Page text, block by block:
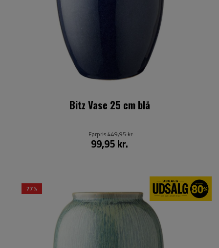
Bitz Vase 25 cm blå
99,95 kr.
Førpris449,95 kr.
77%